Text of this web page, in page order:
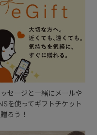
ッセージと一緒にメールや
を使ってギフトチケット
ろう！